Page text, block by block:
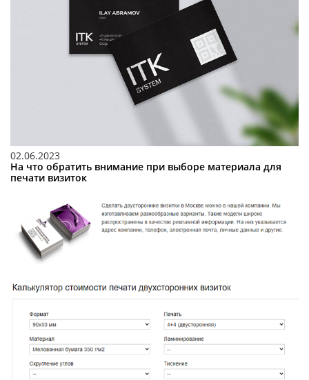
02.06.2023
На что обратить внимание при выборе материала для
печати визиток